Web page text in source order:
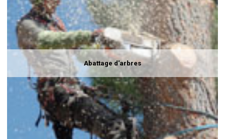
Abattage d'arbres